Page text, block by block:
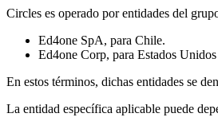
Circles es operado por entidades del
Ed4one SpA, para Chile.
Ed4one Corp, para Estados
En estos términos, dichas entidades se
La entidad específica aplicable puede